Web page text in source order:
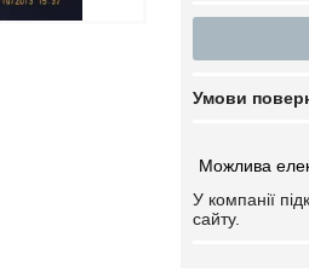
У компанії
сайту.